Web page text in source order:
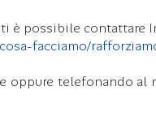
è possibile contattare
facciamo/
oppure telefonando al